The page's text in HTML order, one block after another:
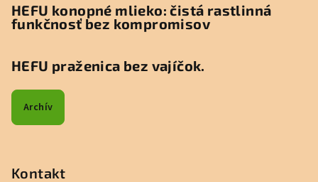
s
u
HEFU konopné mlieko: čistá rastlinná
funkčnosť bez kompromisov
HEFU praženica bez vajíčok.
Archív
Kontakt